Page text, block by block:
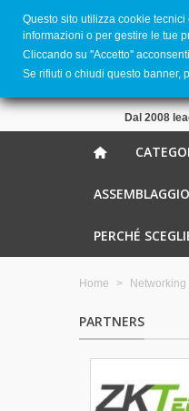
Dal 2008
PERCHÉ
Home > Networking
PARTNERS
Questo sito utilizza cookie
informazioni o per gestire le tue
Cliccando su ''Accetto''
Se rifiuti o chiudi questo banner,